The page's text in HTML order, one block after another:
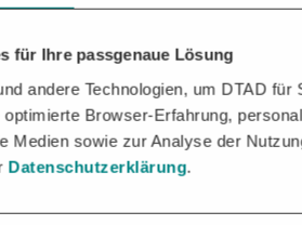
für Ihre passgenaue Lösung
andere Technologien, um DTAD
Browser-Erfahrung,
Medien sowie zur Analyse der
Datenschutzerklärung.
stationären und mobilen
(Blitzer)
von Radarkameras und
an kritischen Verkehrspunkten.
:
Rotlichtüberwachungsanlagen an